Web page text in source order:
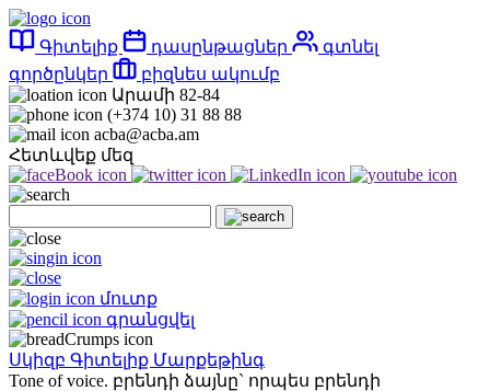
Գիտելիք դասընթացներ
գտնել
գործընկեր
բիզնես ակումբ
Արամի 82-84
(+374 10) 31 88 88
acba@acba.am
Հետևվեք մեզ
մուտք
գրանցվել
Սկիզբ Գիտելիք Մարքեթինգ
Tone of voice. բրենդի ձայնը` որպես բրենդի